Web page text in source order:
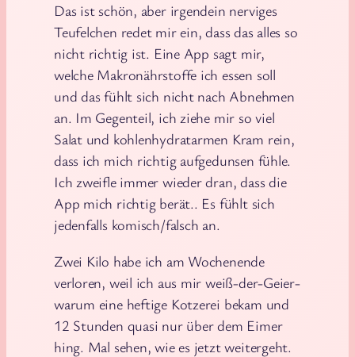
Das ist schön, aber irgendein nerviges
Teufelchen redet mir ein, dass das alles so
nicht richtig ist. Eine App sagt mir,
welche Makronährstoffe ich essen soll
und das fühlt sich nicht nach Abnehmen
an. Im Gegenteil, ich ziehe mir so viel
Salat und kohlenhydratarmen Kram rein,
dass ich mich richtig aufgedunsen fühle.
Ich zweifle immer wieder dran, dass die
App mich richtig berät.. Es fühlt sich
jedenfalls komisch/falsch an.
Zwei Kilo habe ich am Wochenende
verloren, weil ich aus mir weiß-der-Geier-
warum eine heftige Kotzerei bekam und
12 Stunden quasi nur über dem Eimer
hing. Mal sehen, wie es jetzt weitergeht.